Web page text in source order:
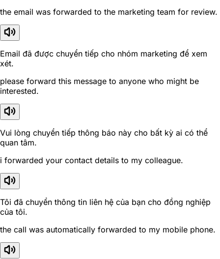
the email was forwarded to the marketing team for review.
Email đã được chuyển tiếp cho nhóm marketing để xem
xét.
please forward this message to anyone who might be
interested.
Vui lòng chuyển tiếp thông báo này cho bất kỳ ai có thể
quan tâm.
i forwarded your contact details to my colleague.
Tôi đã chuyển thông tin liên hệ của bạn cho đồng nghiệp
của tôi.
the call was automatically forwarded to my mobile phone.